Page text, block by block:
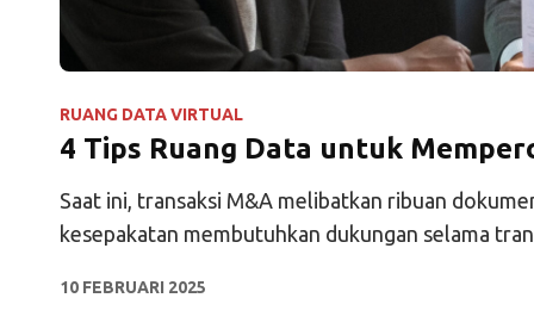
RUANG DATA VIRTUAL
4 Tips Ruang Data untuk
Saat ini, transaksi M&A melibatkan ribuan
kesepakatan membutuhkan dukungan selama
10 FEBRUARI 2025